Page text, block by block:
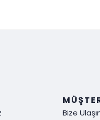
şeyden önce gelir. En
için her şey demek. Tüm
Bize